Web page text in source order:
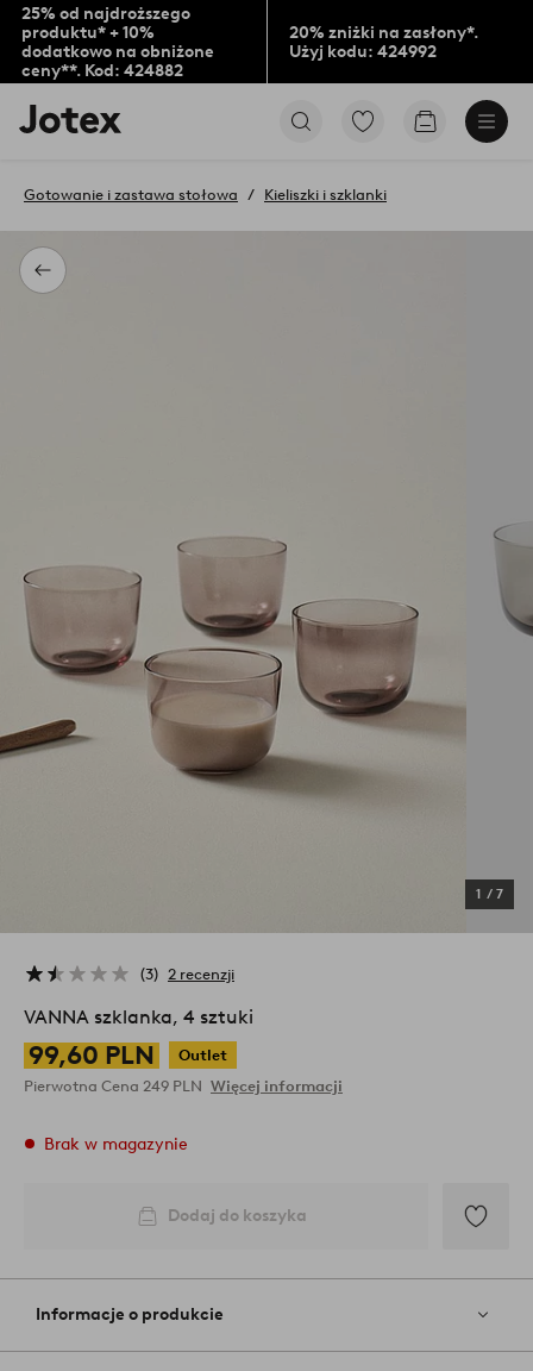
25% od najdroższego
produktu* + 10%
dodatkowo na obniżone
ceny**. Kod: 424882
20% zniżki na zasłony*.
Użyj kodu: 424992
Logo
Jotex
na
stronę
Przejdź
oznaczonych
Przejdź
Powrót
Gotowanie i zastawa stołowa Kieliszki i szklanki
1 / 7
3 2 recenzji
VANNA szklanka, 4 sztuki
99,60 PLN
Outlet
Pierwotna Cena 249 PLN Więcej informacji
Brak w magazynie
Dodaj do koszyka
do
Informacje o produkcie